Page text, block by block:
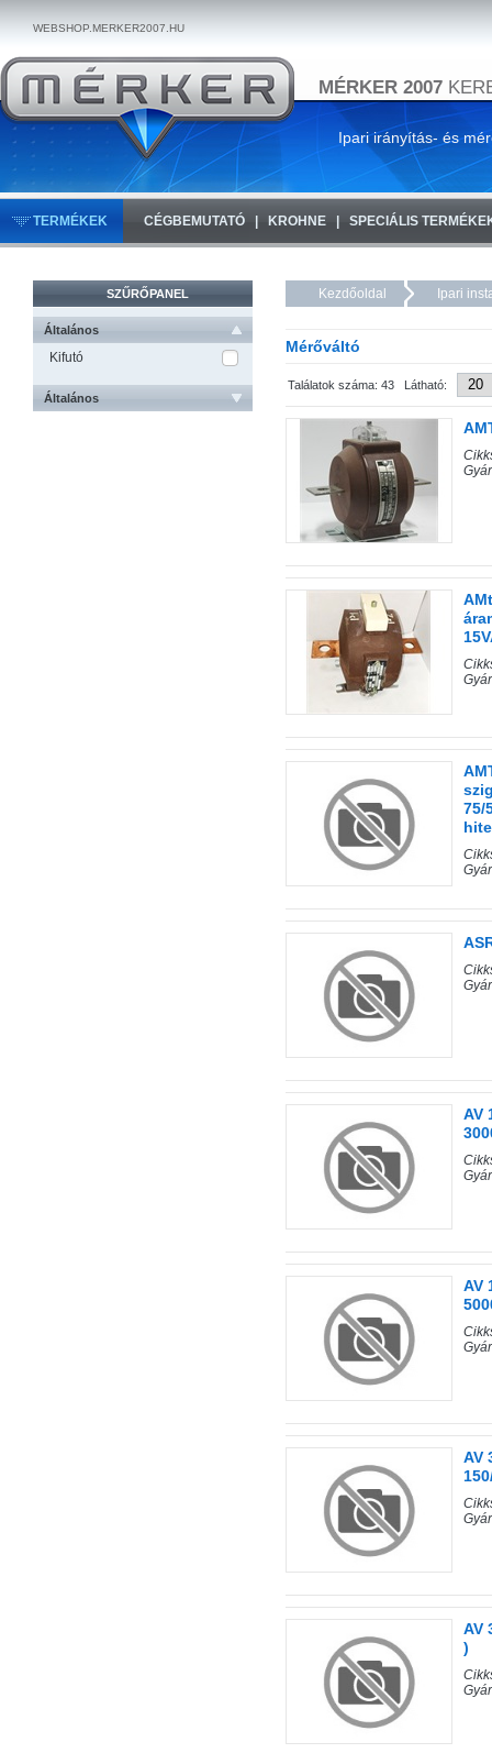
WEBSHOP.MERKER2007.HU
MÉRKER 2007
Ipari irányítás- és
TERMÉKEK CÉGBEMUTATÓ KROHNE SPECIÁLIS
Kezdőoldal Ipari
Mérőváltó
Találatok száma: 43 Látható:
75/
AV
AV
AV
AV
)
SZŰRŐPANEL
Általános
Kifutó
Általános